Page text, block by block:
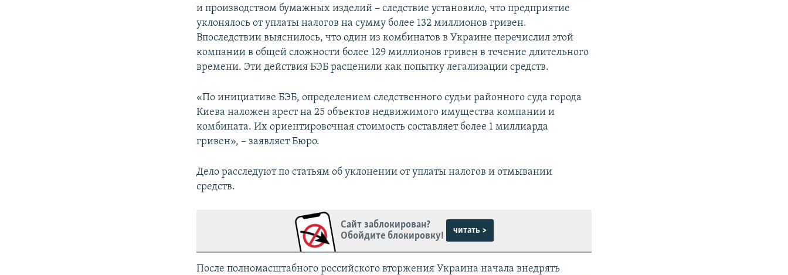
и производством бумажных изделий – следствие установило, что предприятие
уклонялось от уплаты налогов на сумму более 132 миллионов гривен.
Впоследствии выяснилось, что один из комбинатов в Украине перечислил этой
компании в общей сложности более 129 миллионов гривен в течение длительного
времени. Эти действия БЭБ расценили как попытку легализации средств.
«По инициативе БЭБ, определением следственного судьи районного суда города
Киева наложен арест на 25 объектов недвижимого имущества компании и
комбината. Их ориентировочная стоимость составляет более 1 миллиарда
гривен», – заявляет Бюро.
Дело расследуют по статьям об уклонении от уплаты налогов и отмывании
средств.
Сайт заблокирован?
Обойдите блокировку!
читать >
После полномасштабного российского вторжения Украина начала внедрять